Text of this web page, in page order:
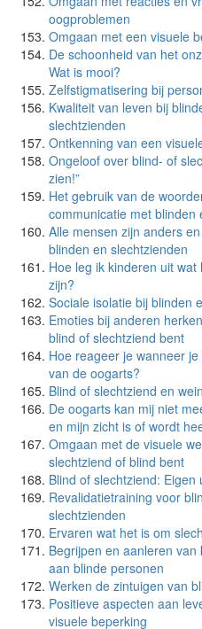
oogproblemen
Omgaan met een visuele
De schoonheid van het
Wat is mooi?
Zelfstigmatisering bij
Kwaliteit van leven bij
slechtzienden
Ontkenning van een
Ongeloof over blind- of
zien!”
Het gebruik van de
communicatie met blinden
Alle mensen zijn anders
blinden en slechtzienden
Hoe leg ik kinderen uit
zijn?
Sociale isolatie bij blinden
Emoties bij anderen
blind of slechtziend bent
Hoe reageer je wanneer
van de oogarts?
Blind of slechtziend en
De oogarts kan mij niet
en mijn zicht is of wordt
Omgaan met de visuele
slechtziend of blind bent
Blind of slechtziend:
Revalidatietraining voor
slechtzienden
Ervaren wat het is om
Begrijpen en aanleren van
aan blinde personen
Werken de zintuigen van
Positieve aspecten aan
visuele beperking